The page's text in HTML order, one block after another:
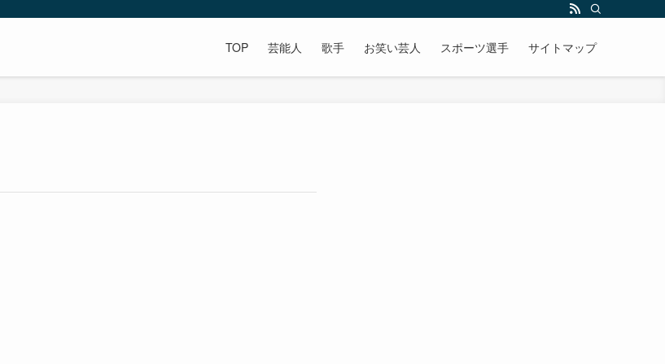
TOP 芸能人 歌手 お笑い芸人 スポーツ選手 サイトマップ